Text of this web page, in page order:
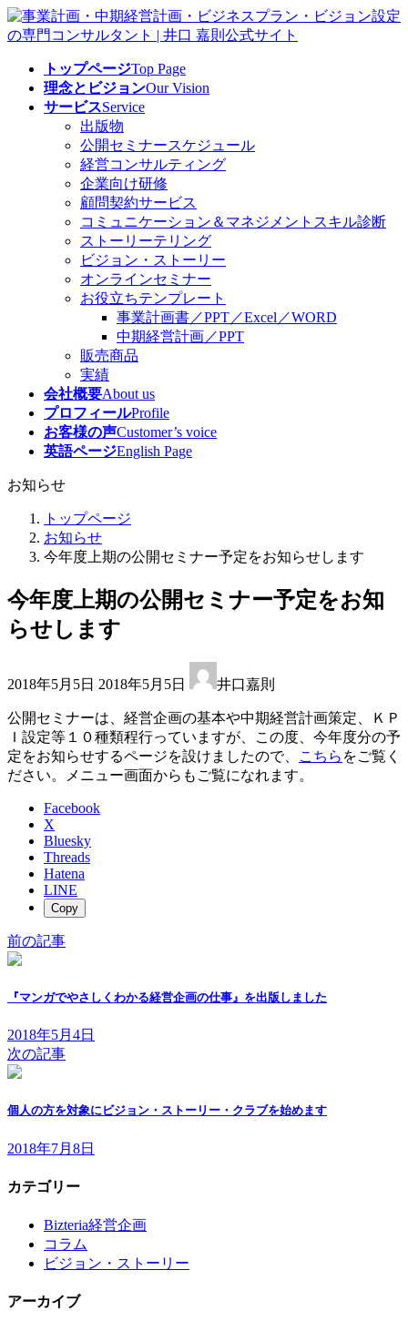
コ
ン
ナ
ビ
トップページTop Page
理念とビジョンOur Vision
サービスService
出版物
公開セミナースケジュール
経営コンサルティング
企業向け研修
顧問契約サービス
コミュニケーション＆マネジメントスキル診断
ストーリーテリング
ビジョン・ストーリー
オンラインセミナー
お役立ちテンプレート
事業計画書／PPT／Excel／WORD
中期経営計画／PPT
販売商品
実績
会社概要About us
プロフィールProfile
お客様の声Customer’s voice
英語ページEnglish Page
お知らせ
トップページ
お知らせ
今年度上期の公開セミナー予定をお知らせします
今年度上期の公開セミナー予定をお知
らせします
2018年5月5日 終
新
日
時
:
2018年5月5日 井口嘉則
公開セミナーは、経営企画の基本や中期経営計画策定、ＫＰ
Ｉ設定等１０種類程行っていますが、この度、今年度分の予
定をお知らせするページを設けましたので、
こちら をご覧く
ださい。メニュー画面からもご覧になれます。
Facebook
X
Bluesky
Threads
Hatena
LINE
Copy
前の記事
『マンガでやさしくわかる経営企画の仕事』を出版しました
2018年5月4日
次の記事
個人の方を対象にビジョン・ストーリー・クラブを始めます
2018年7月8日
カテゴリー
Bizteria経営企画
コラム
ビジョン・ストーリー
アーカイブ